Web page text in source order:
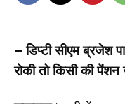
– डिप्टी सीएम ब्रजेश
रोकी तो किसी की